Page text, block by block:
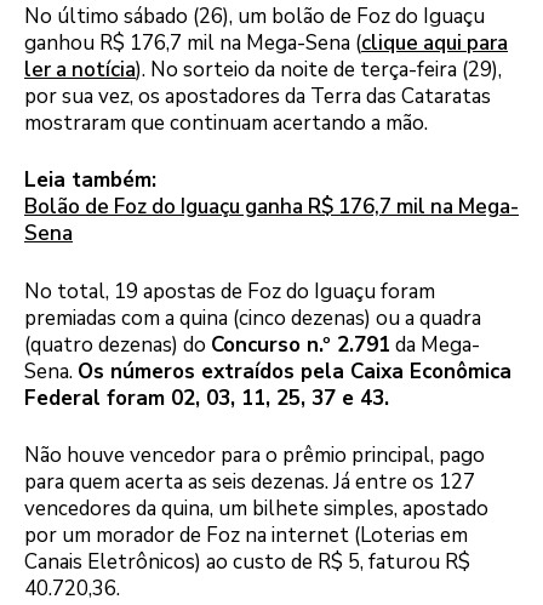
No último sábado (26), um bolão de Foz do Iguaçu
ganhou R$ 176,7 mil na Mega-Sena (clique aqui para
ler a notícia). No sorteio da noite de terça-feira (29),
por sua vez, os apostadores da Terra das Cataratas
mostraram que continuam acertando a mão.
Leia também:
Bolão de Foz do Iguaçu ganha R$ 176,7 mil na Mega-
Sena
No total, 19 apostas de Foz do Iguaçu foram
premiadas com a quina (cinco dezenas) ou a quadra
(quatro dezenas) do Concurso n.º 2.791 da Mega-
Sena. Os números extraídos pela Caixa Econômica
Federal foram 02, 03, 11, 25, 37 e 43.
Não houve vencedor para o prêmio principal, pago
para quem acerta as seis dezenas. Já entre os 127
vencedores da quina, um bilhete simples, apostado
por um morador de Foz na internet (Loterias em
Canais Eletrônicos) ao custo de R$ 5, faturou R$
40.720,36.